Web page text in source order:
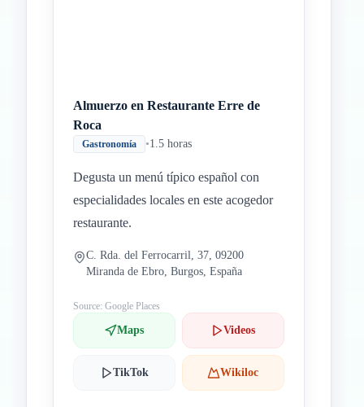
Almuerzo en Restaurante Erre de
Roca
Gastronomía •1.5 horas
Degusta un menú típico español con
especialidades locales en este acogedor
restaurante.
C. Rda. del Ferrocarril, 37, 09200
Miranda de Ebro, Burgos, España
Source: Google Places
Maps Videos
TikTok Wikiloc